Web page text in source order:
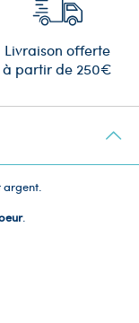
Livraison offerte
à partir de 250€
argent.
.